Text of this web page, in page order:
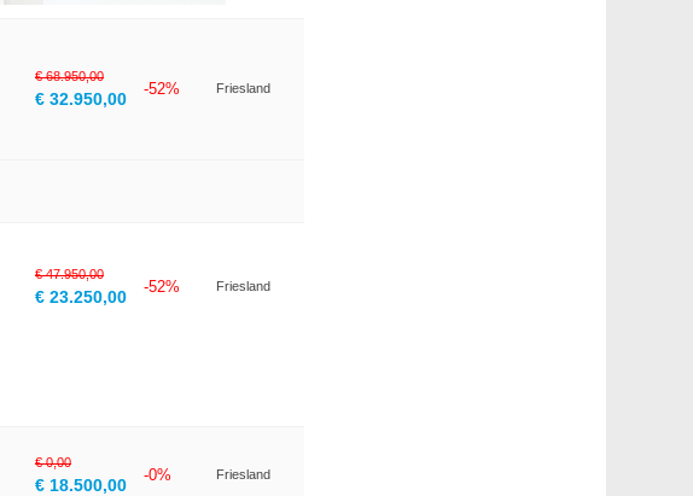
€ 68.950,00
€ 32.950,00
-52% Friesland
€ 47.950,00
€ 23.250,00
-52% Friesland
€ 0,00
€ 18.500,00
-0% Friesland